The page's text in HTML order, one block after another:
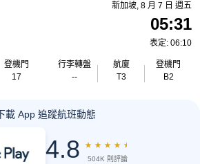
登機門
17
新加坡, 8 月 7 日 週五
05:31
表定: 06:10
行李轉盤
--
航廈
T3
登機門
B2
載 App 追蹤航班動態
4.8 ★ ★ ★ ★ ★
504K 則評論